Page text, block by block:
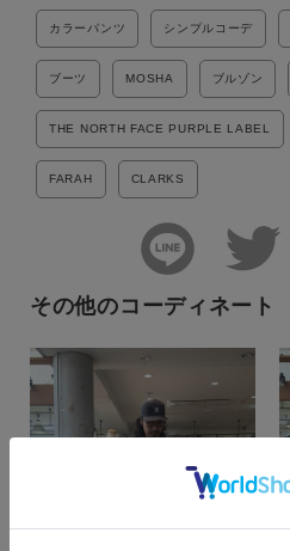
カラーパンツ シンプルコーデ
ブーツ MOSHA ブルゾン
THE NORTH FACE PURPLE LABEL
FARAH CLARKS
その他のコーディネート